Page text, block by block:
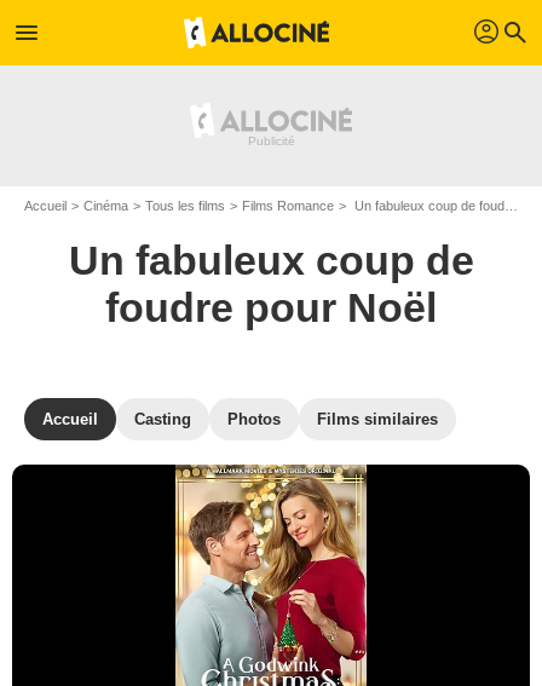
menu profil search
Accueil Cinéma Tous les films Films Romance Un fabuleux coup de foudre pour Noël de Heather Hawthorn Doyle
Un fabuleux coup de
foudre pour Noël
Accueil Casting Photos Films similaires